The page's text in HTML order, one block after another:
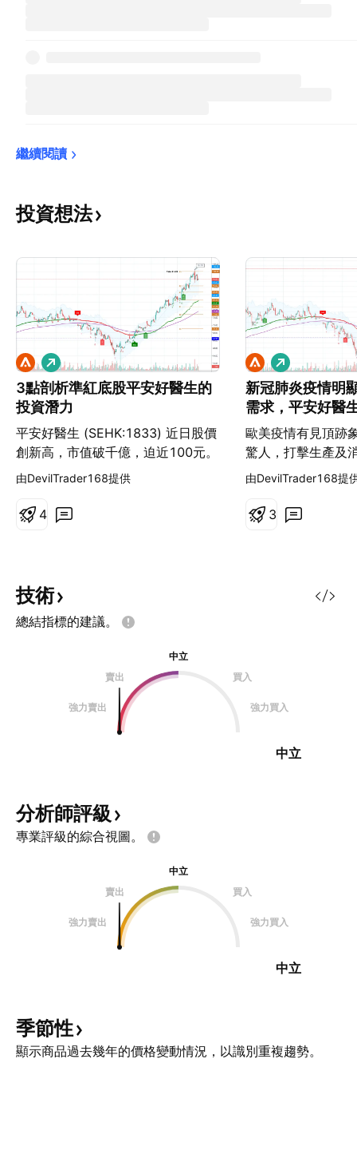
繼續閱讀
投資想法
3點剖析準紅底股平安好醫生的
投資潛力
平安好醫生 (SEHK:1833) 近日股價
創新高，市值破千億，迫近100元。
醫療股無疑是新冠肺炎的主要受惠板
有市場期待？其長線投資的潛力如
刺激下，內地致力推廣線上醫療，新
措施容許病人在線上獲得處方，繼而
在指定零售藥店配藥；在這樣的政策
湖北省的醫保在線支付，市民可在網
上一次過完成診療、處方、支付，然
後安坐家中等藥送上門，全程不用出
街，不用接觸其他人，相當適合疫情
下的生活。接着，平安好醫生宣布推
看
多
由DevilTrader168提供
4
新冠肺炎疫情明
需求，平安好醫
（SEHK:1833）
歐美疫情有見頂跡
驚人，打擊生產及
歷封城封關呆在家
增長股的主要收入
騰訊手遊業務狀態
濟」模式，騰訊（
《王者榮耀》。另
Sensor Tower公
倍。 有關數據反映
看
多
由DevilTrader168提
3
技術
總結指標的建議。
中立
賣出
買入
強力賣出 強力買入
中立
分析師評級
專業評級的綜合視圖。
中立
賣出
買入
強力賣出 強力買入
中立
季節性
顯示商品過去幾年的價格變動情況，以識別重複趨勢。